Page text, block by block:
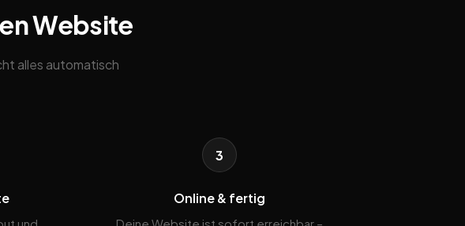
Website
alles automatisch
3
Online & fertig